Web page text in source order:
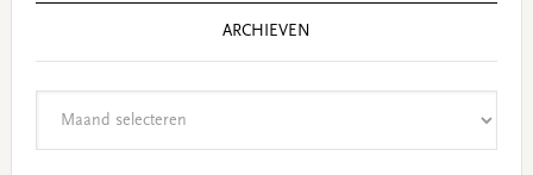
ARCHIEVEN